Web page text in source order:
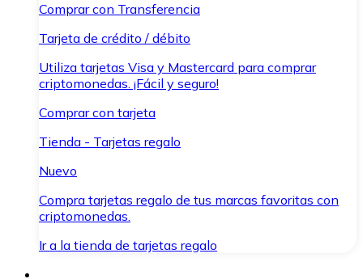
Comprar con Transferencia
Tarjeta de crédito / débito
Utiliza tarjetas Visa y Mastercard para comprar
criptomonedas. ¡Fácil y seguro!
Comprar con tarjeta
Tienda - Tarjetas regalo
Nuevo
Compra tarjetas regalo de tus marcas favoritas con
criptomonedas.
Ir a la tienda de tarjetas regalo